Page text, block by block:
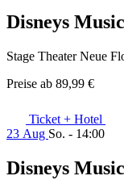
Disneys
Stage Theater Neue
Preise ab 89,99 €
Ticket + Hotel
23 Aug So. - 14:00
Disneys